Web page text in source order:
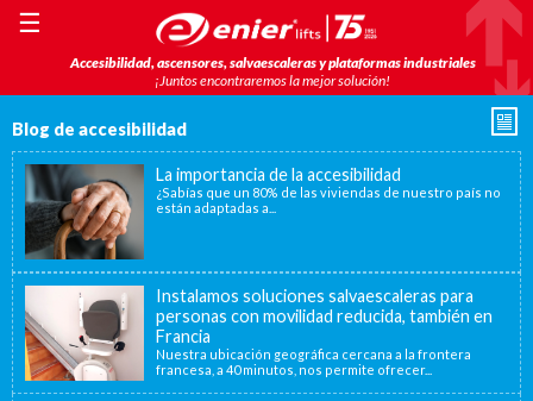
Accesibilidad, ascensores, salvaescaleras y plataformas industriales
¡Juntos encontraremos la mejor solución!
☰
Blog de accesibilidad
La importancia de la accesibilidad
¿Sabías que un 80% de las viviendas de nuestro país no
están adaptadas a...
Instalamos soluciones salvaescaleras para
personas con movilidad reducida, también en
Francia
Nuestra ubicación geográfica cercana a la frontera
francesa, a 40 minutos, nos permite ofrecer...